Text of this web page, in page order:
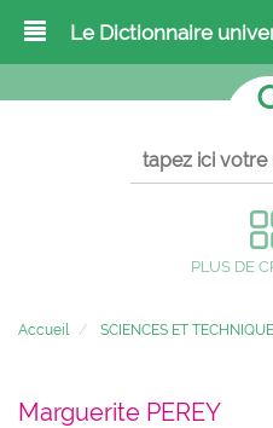
Le Dictionnaire
PLUS DE
Accueil SCIENCES ET
Marguerite PEREY